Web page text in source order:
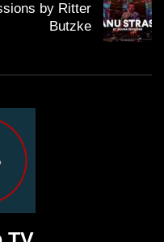
by Ritter
Butzke